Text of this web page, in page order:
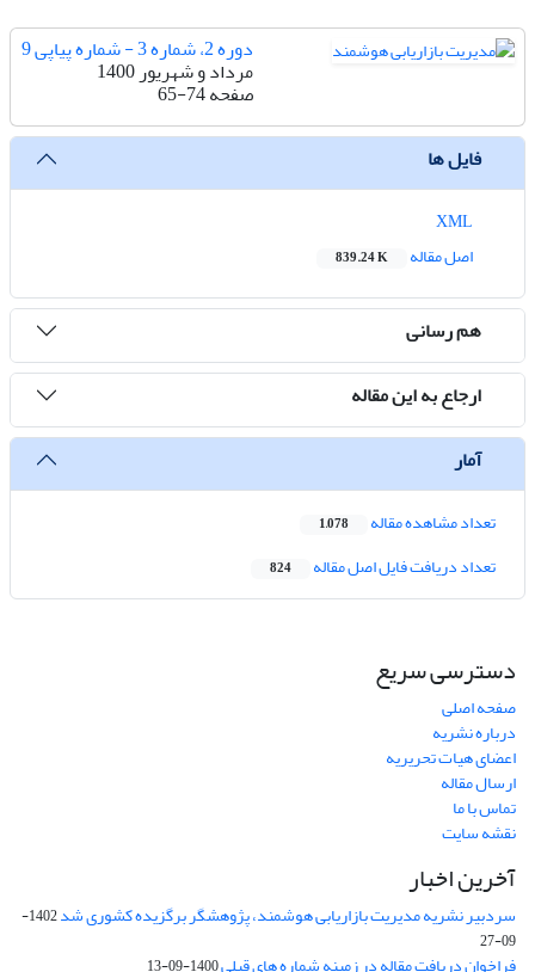
دوره 2، شماره 3 - شماره پیاپی 9
مرداد و شهریور 1400
صفحه65-74
فایل ها
اصل مقاله
839.24 K
هم رسانی
ارجاع به این مقاله
آمار
تعداد مشاهده مقاله 1,078
تعداد دریافت فایل اصل مقاله 824
دسترسی سریع
صفحه اصلی
درباره نشریه
اعضای هیات تحریریه
ارسال مقاله
تماس با ما
نقشه سایت
آخرین اخبار
سردبیر نشریه مدیریت بازاریابی هوشمند، پژوهشگر برگزیده کشوری شد
1402-
09-27